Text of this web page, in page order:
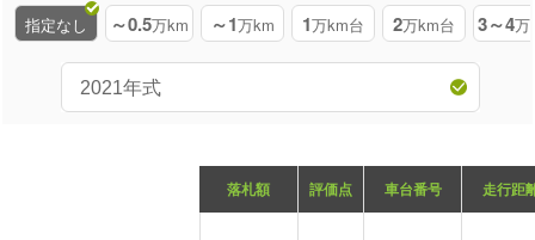
指定なし ～0.5万km ～1万km 1万km台 2万km台 3～4万
落札額 評価点 車台番号 走行距